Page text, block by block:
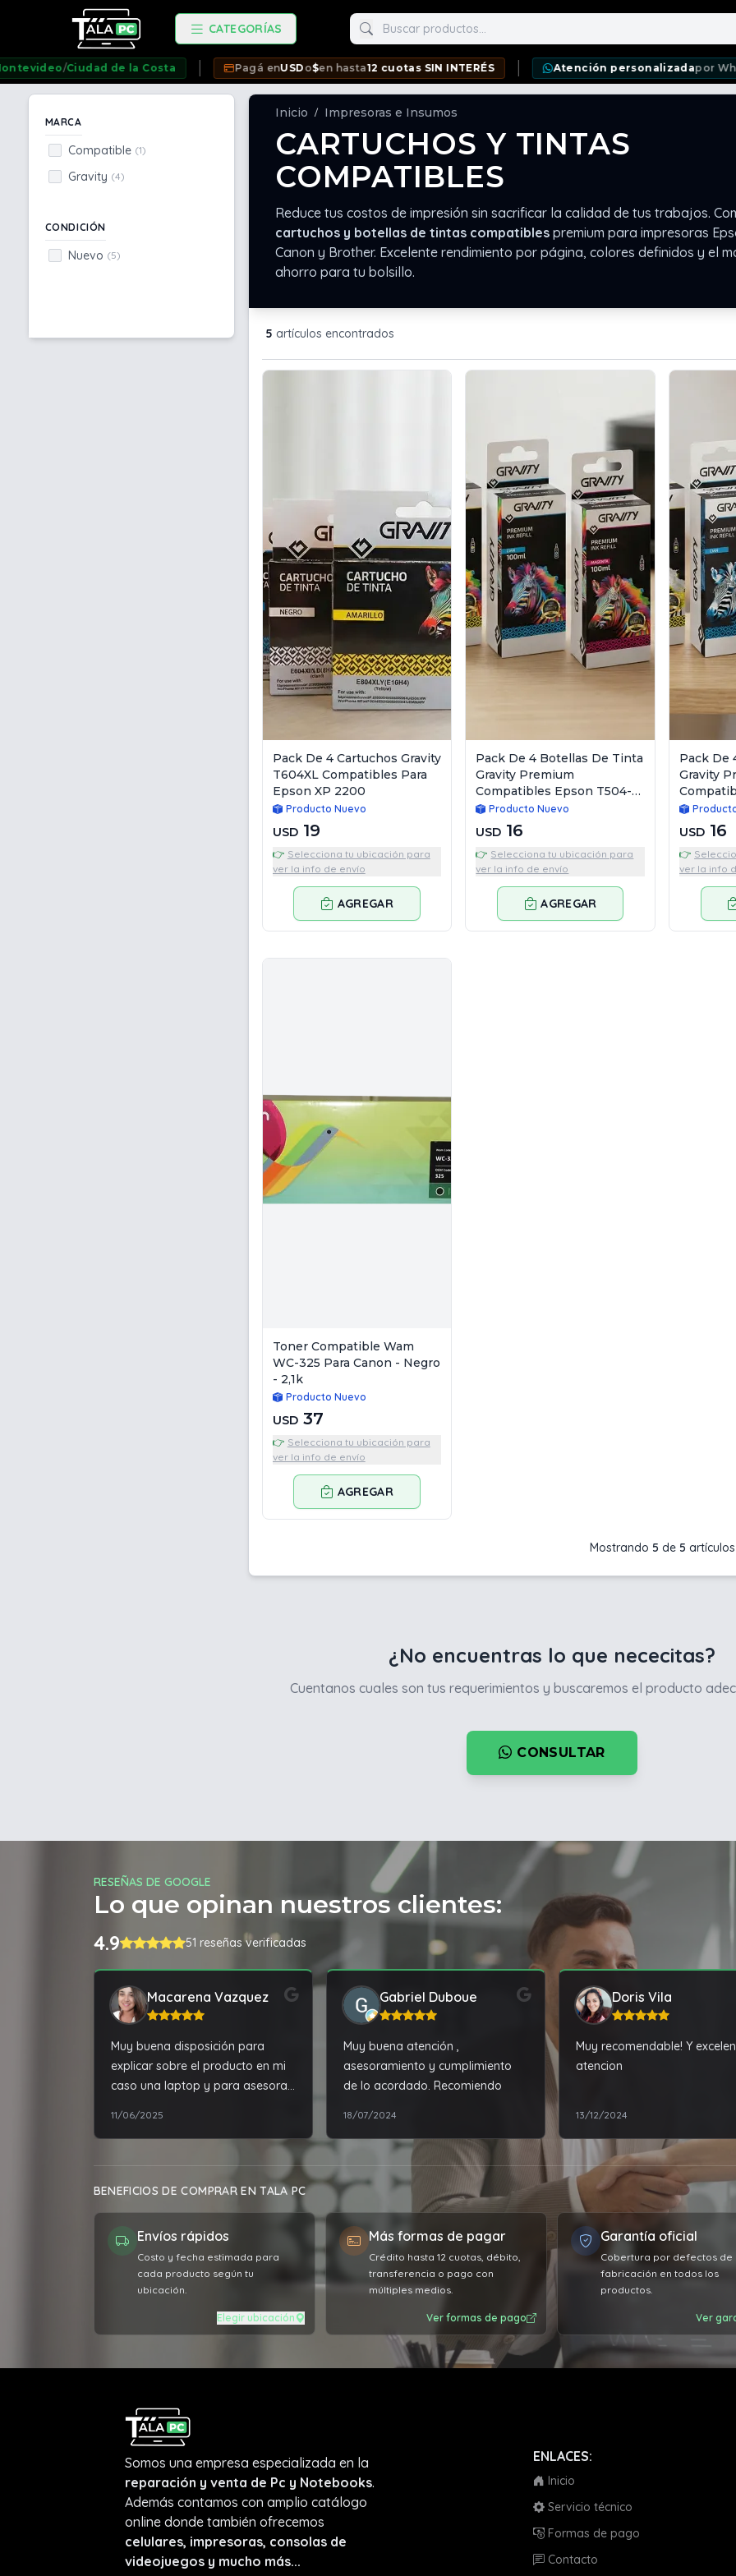
CATEGORÍAS Buscar productos
/Ciudad de la Costa Pagá enUSD o$en hasta12 cuotas SIN INTERÉS Atención personalizadapor WhatsApp
MARCA
Compatible (1)
Gravity (4)
CONDICIÓN
Nuevo (5)
Inicio / Impresoras e Insumos
CARTUCHOS Y TINTAS
COMPATIBLES
Reduce tus costos de impresión sin sacrificar la calidad de tus trabajos.
cartuchos y botellas de tintas compatiblespremium para impresoras
Canon y Brother. Excelente rendimiento por página, colores definidos y el
ahorro para tu bolsillo.
5 artículos encontrados
Pack De 4 Cartuchos Gravity
T604XL Compatibles Para
Epson XP 2200
Producto Nuevo
USD 19
👉 Selecciona tu ubicación para
ver la info de envío
AGREGAR
Pack De 4 Botellas De Tinta
Gravity Premium
Compatibles Epson T504-
T544Producto Nuevo
USD 16
👉 Selecciona tu ubicación para
ver la info de envío
AGREGAR
Pack De
Gravity
USD 16
👉
ver la info
Toner Compatible Wam
WC-325 Para Canon - Negro
- 2,1k
Producto Nuevo
USD 37
👉 Selecciona tu ubicación para
ver la info de envío
AGREGAR
Mostrando 5 de 5 artículos
¿No encuentras lo que nececitas?
Cuentanos cuales son tus requerimientos y buscaremos el producto
CONSULTAR
RESEÑAS DE GOOGLE
Lo que opinan nuestros clientes:
4.9 51 reseñas verificadas
Macarena Vazquez
Muy buena disposición para
explicar sobre el producto en mi
caso una laptop y para asesorar
11/06/2025
Gabriel Duboue
Muy buena atención ,
asesoramiento y cumplimiento
de lo acordado. Recomiendo
18/07/2024
Doris Vila
Muy recomendable! Y
atencion
13/12/2024
BENEFICIOS DE COMPRAR EN TALA PC
Envíos rápidos
Costo y fecha estimada para
cada producto según tu
ubicación.
Elegir ubicación
Más formas de pagar
Crédito hasta 12 cuotas, débito,
transferencia o pago con
múltiples medios.
Ver formas de pago
Garantía oficial
Cobertura por defectos de
fabricación en todos los
productos.
Ver
Somos una empresa especializada en la
reparación y venta de Pc y Notebooks.
Además contamos con amplio catálogo
online donde también ofrecemos
celulares, impresoras, consolas de
videojuegos y mucho más...
ENLACES:
Inicio
Servicio técnico
Formas de pago
Contacto